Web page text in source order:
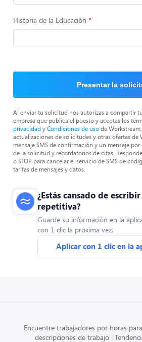
Historia de la Educación
Presentar la
Al enviar tu solicitud nos autorizas a compartir
empresa que publica el puesto y aceptas los
privacidad yCondiciones de usode
actualizaciones de solicitudes y otras ofertas de
mensaje SMS de confirmación y un mensaje
de la solicitud y recordatorios de citas.
o STOP para cancelar el servicio de SMS de
tarifas de mensajes y datos.
¿Estás cansado de
repetitiva?
Guarde su información en la
con 1 clic la próxima vez.
Aplicar con 1 clic en la
Encuentre trabajadores por horas
descripciones de trabajo